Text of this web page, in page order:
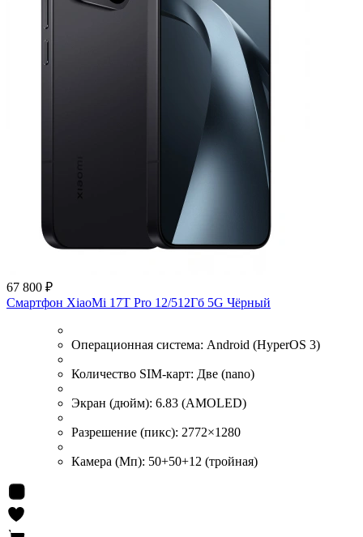
67 800 ₽
Смартфон XiaoMi 17T Pro 12/512Гб 5G Чёрный
Операционная система: Android (HyperOS 3)
Количество SIM-карт: Две (nano)
Экран (дюйм): 6.83 (AMOLED)
Разрешение (пикс): 2772×1280
Камера (Мп): 50+50+12 (тройная)